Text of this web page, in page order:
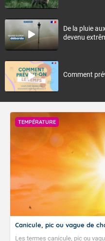
De la pluie
devenu
Comment
TEMPÉRATURE
Canicule, pic ou vague de
Les termes canicule, pic ou